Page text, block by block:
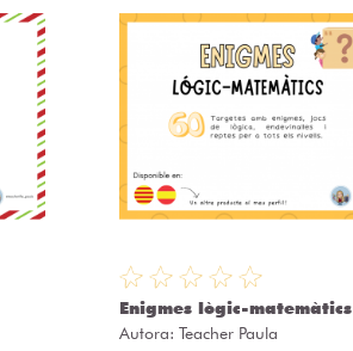
Enigmes lògic-matemàtics
Autora: Teacher Paula